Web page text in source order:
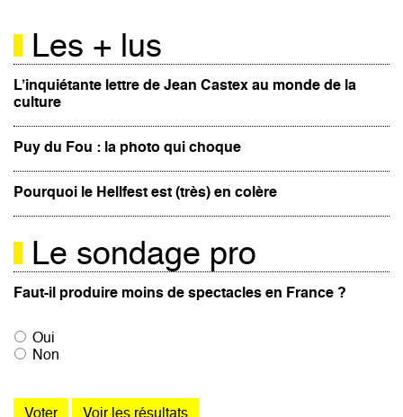
Les + lus
L’inquiétante lettre de Jean Castex au monde de la
culture
Puy du Fou : la photo qui choque
Pourquoi le Hellfest est (très) en colère
Le sondage pro
Faut-il produire moins de spectacles en France ?
Oui
Non